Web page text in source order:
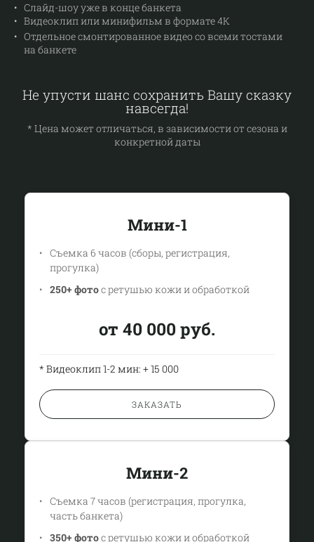
Слайд-шоу уже в конце банкета
Видеоклип или минифильм в формате 4К
Отдельное смонтированное видео со всеми тостами
на банкете
Не упусти шанс сохранить Вашу сказку
навсегда!
* Цена может отличаться, в зависимости от сезона и
конкретной даты
Мини-1
Съемка 6 часов (сборы, регистрация,
прогулка)
250+ фотос ретушью кожи и обработкой
от 40 000 руб.
* Видеоклип 1-2 мин: + 15 000
ЗАКАЗАТЬ
Мини-2
Съемка 7 часов (регистрация, прогулка,
часть банкета)
350+ фотос ретушью кожи и обработкой